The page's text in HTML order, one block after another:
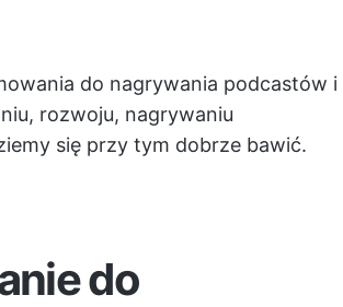
do nagrywania podcastów i
rozwoju, nagrywaniu
się przy tym dobrze bawić.
do